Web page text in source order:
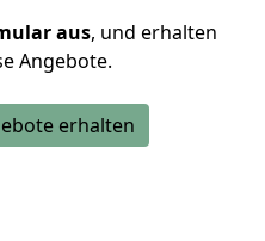
aus, und erhalten
Angebote.
erhalten